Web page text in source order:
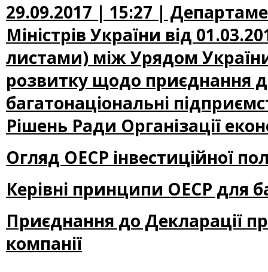
29.09.2017 | 15:27 |
Міністрів України від
листами) між Урядом України
розвитку щодо приєднання
багатонаціональні
Рішень Ради Організації
Огляд ОЕСР інвестиційної
Керівні принципи ОЕСР для
Приєднання до Декларації
компанії